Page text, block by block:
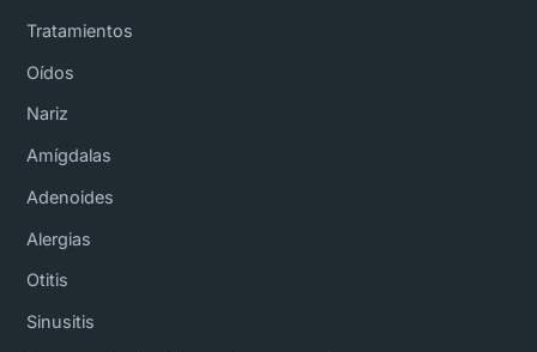
Tratamientos
Oídos
Nariz
Amígdalas
Adenoides
Alergias
Otitis
Sinusitis